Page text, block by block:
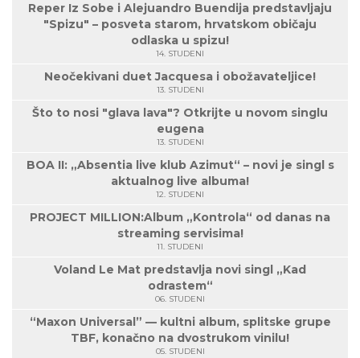
Reper Iz Sobe i Alejuandro Buendija predstavljaju
"Spizu" – posveta starom, hrvatskom običaju
odlaska u spizu!
14. STUDENI
Neočekivani duet Jacquesa i obožavateljice!
13. STUDENI
Što to nosi "glava lava"? Otkrijte u novom singlu
eugena
13. STUDENI
BOA II: „Absentia live klub Azimut“ – novi je singl s
aktualnog live albuma!
12. STUDENI
PROJECT MILLION:Album „Kontrola“ od danas na
streaming servisima!
11. STUDENI
Voland Le Mat predstavlja novi singl „Kad
odrastem“
06. STUDENI
“Maxon Universal” — kultni album, splitske grupe
TBF, konačno na dvostrukom vinilu!
05. STUDENI